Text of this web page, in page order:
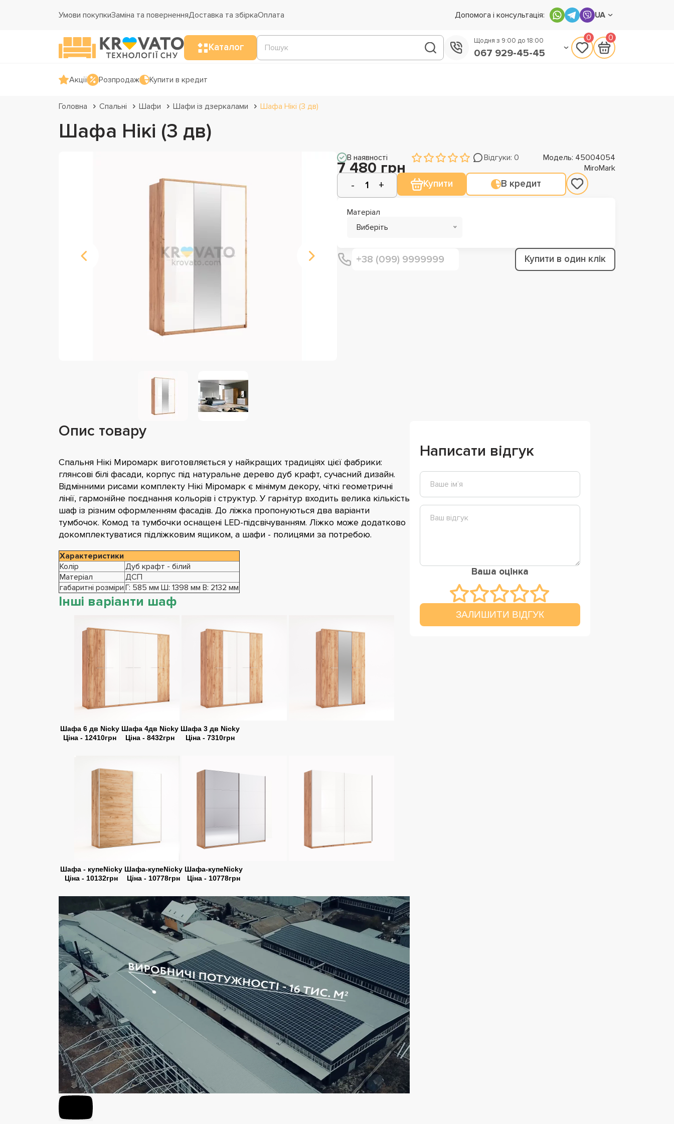
Умови покупкиЗаміна та поверненняДоставка та збіркаОплата Допомога і консультація: UA
Каталог
Щодня з 9:00 до 18:00
067 929-45-45
0 0
Акції Розпродаж Купити в кредит
Головна Спальні Шафи Шафи із дзеркалами Шафа Нікі (3 дв)
Шафа Нікі (3 дв)
В наявності Відгуки: 0 Модель: 45004054
7 480 грн MiroMark
Купити В кредит
Матеріал
Виберіть
Купити в один клік
Опис товару
Спальня Нікі Миромарк виготовляється у найкращих традиціях цієї фабрики:
глянсові білі фасади, корпус під натуральне дерево дуб крафт, сучасний дизайн.
Відмінними рисами комплекту Нікі Міромарк є мінімум декору, чіткі геометричні
лінії, гармонійне поєднання кольорів і структур. У гарнітур входить велика кількість
шаф із різним оформленням фасадів. До ліжка пропонуються два варіанти
тумбочок. Комод та тумбочки оснащені LED-підсвічуванням. Ліжко може додатково
докомплектуватися підліжковим ящиком, а шафи - полицями за потребою.
Характеристики
Колір
Дуб крафт - білий
Матеріал
ДСП
габаритні розміри Г: 585 мм Ш: 1398 мм В: 2132 мм
Інші варіанти шаф
Шафа 6 дв Nicky
Ціна - 12410грн
Шафа 4дв Nicky
Ціна - 8432грн
Шафа 3 дв Nicky
Ціна - 7310грн
Шафа - купеNicky
Ціна - 10132грн
Шафа-купеNicky
Ціна - 10778грн
Шафа-купеNicky
Ціна - 10778грн
Написати відгук
Ваша оцінка
ЗАЛИШИТИ ВІДГУК